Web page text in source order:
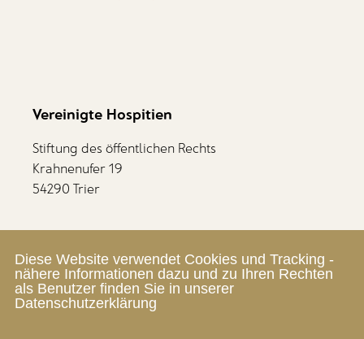
Vereinigte Hospitien
Stiftung des öffentlichen Rechts
Krahnenufer 19
54290 Trier
Mitarbeiterbereich
Zum SelfService
Diese Website verwendet Cookies und Tracking -
nähere Informationen dazu und zu Ihren Rechten
als Benutzer finden Sie in unserer
Datenschutzerklärung